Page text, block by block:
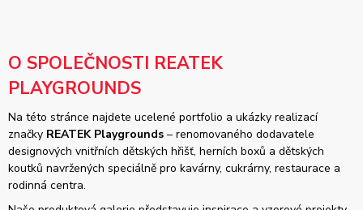
O SPOLEČNOSTI REATEK
PLAYGROUNDS
Na této stránce najdete ucelené portfolio a ukázky realizací
značky REATEK Playgrounds – renomovaného dodavatele
designových vnitřních dětských hřišť, herních boxů a dětských
koutků navržených speciálně pro kavárny, cukrárny, restaurace a
rodinná centra.